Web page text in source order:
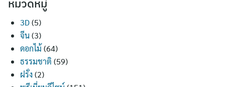
หมวดหมู่
3D(5)
จีน(3)
ดอกไม้ (64)
ธรรมชาติ (59)
ฝรั่ง (2)